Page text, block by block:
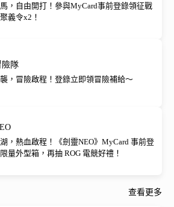
，自由開打！參與MyCard事前登錄領征戰
義令x2！
險隊
，冒險啟程！登錄立即領冒險補給～
，熱血啟程！《劍靈NEO》MyCard 事前登
量外型箱，再抽 ROG 電競好禮！
查看更多